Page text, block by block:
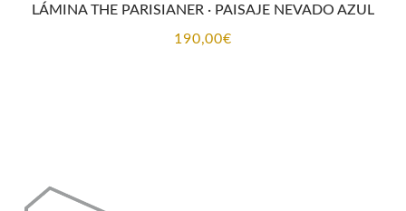
LÁMINA THE PARISIANER · PAISAJE NEVADO AZUL
190,00€